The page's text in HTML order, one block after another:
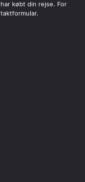
købt din rejse. For